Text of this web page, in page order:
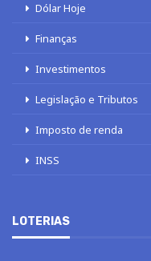
Dólar Hoje
Finanças
Investimentos
Legislação e Tributos
Imposto de renda
INSS
LOTERIAS